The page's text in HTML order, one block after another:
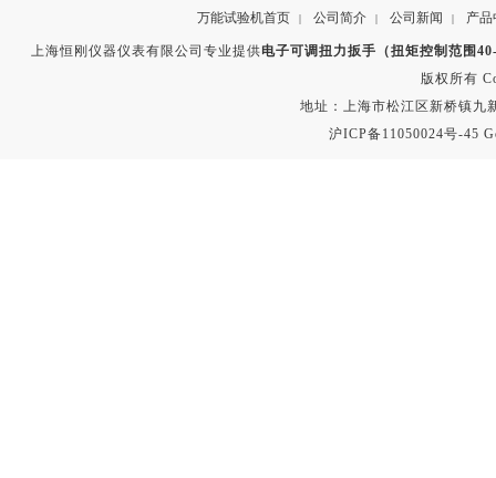
万能试验机首页 | 公司简介 | 公司新闻 | 产品
上海恒刚仪器仪表有限公司专业提供电子可调扭力扳手（扭矩控制范围
版权所有
地址：上海市松江区新桥镇九
沪ICP备11050024号-45